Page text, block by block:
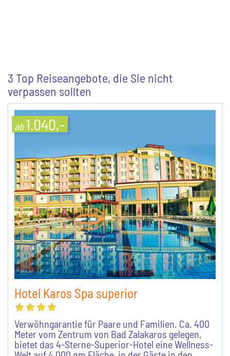
3 Top Reiseangebote, die Sie nicht
verpassen sollten
ab1.040,-
Hotel Karos Spa superior
Verwöhngarantie für Paare und Familien. Ca. 400
Meter vom Zentrum von Bad Zalakaros gelegen,
bietet das 4-Sterne-Superior-Hotel eine Wellness-